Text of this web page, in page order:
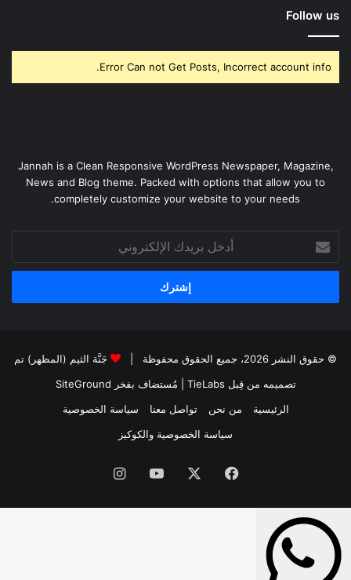
Follow us
Error Can not Get Posts, Incorrect account info.
Jannah is a Clean Responsive WordPress Newspaper, Magazine,
News and Blog theme. Packed with options that allow you to
completely customize your website to your needs.
بريدك
الإلكتروني
© حقوق النشر 2026، جميع الحقوق محفوظة |
جَنَّة الثيم (المظهر) تم
تصميمه من قِبل TieLabs
| مُستضاف بفخر SiteGround
الرئيسية
من نحن تواصل معنا
سياسة الخصوصية
سياسة الخصوصية والكوكيز
فيسبوك ‫YouTubeانستقرام